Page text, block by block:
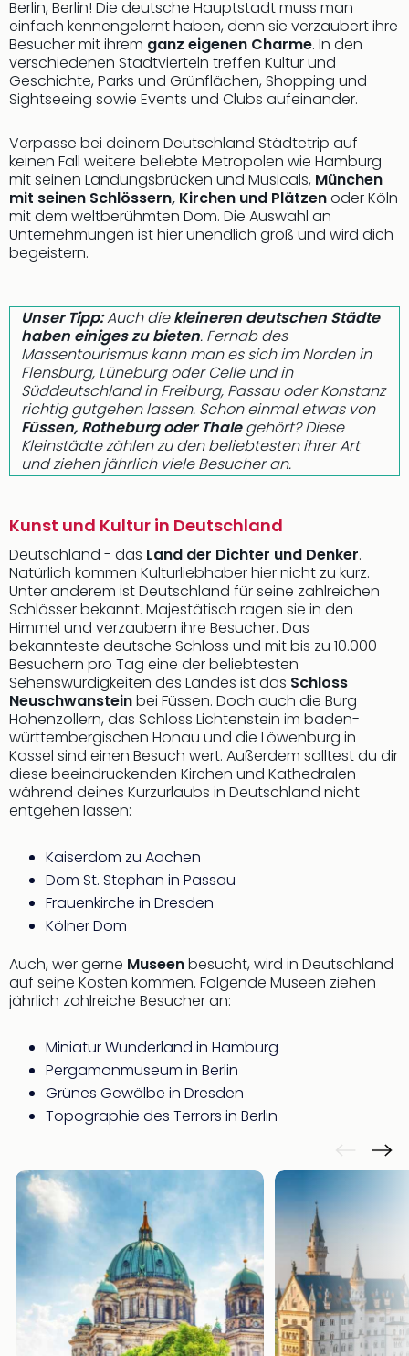
Berlin, Berlin! Die deutsche Hauptstadt muss man
einfach kennengelernt haben, denn sie verzaubert ihre
Besucher mit ihrem ganz eigenen Charme. In den
verschiedenen Stadtvierteln treffen Kultur und
Geschichte, Parks und Grünflächen, Shopping und
Sightseeing sowie Events und Clubs aufeinander.
Verpasse bei deinem Deutschland Städtetrip auf
keinen Fall weitere beliebte Metropolen wie Hamburg
mit seinen Landungsbrücken und Musicals, München
mit seinen Schlössern, Kirchen und Plätzenoder Köln
mit dem weltberühmten Dom. Die Auswahl an
Unternehmungen ist hier unendlich groß und wird dich
begeistern.
Unser Tipp:Auch diekleineren deutschen Städte
haben einiges zu bieten. Fernab des
Massentourismus kann man es sich im Norden in
Flensburg, Lüneburg oder Celle und in
Süddeutschland in Freiburg, Passau oder Konstanz
richtig gutgehen lassen. Schon einmal etwas von
Füssen, Rotheburg oder Thalegehört? Diese
Kleinstädte zählen zu den beliebtesten ihrer Art
und ziehen jährlich viele Besucher an.
Kunst und Kultur in Deutschland
Deutschland - das Land der Dichter und Denker.
Natürlich kommen Kulturliebhaber hier nicht zu kurz.
Unter anderem ist Deutschland für seine zahlreichen
Schlösser bekannt. Majestätisch ragen sie in den
Himmel und verzaubern ihre Besucher. Das
bekannteste deutsche Schloss und mit bis zu 10.000
Besuchern pro Tag eine der beliebtesten
Sehenswürdigkeiten des Landes ist das Schloss
Neuschwansteinbei Füssen. Doch auch die Burg
Hohenzollern, das Schloss Lichtenstein im baden-
württembergischen Honau und die Löwenburg in
Kassel sind einen Besuch wert. Außerdem solltest du dir
diese beeindruckenden Kirchen und Kathedralen
während deines Kurzurlaubs in Deutschland nicht
entgehen lassen:
Kaiserdom zu Aachen
Dom St. Stephan in Passau
Frauenkirche in Dresden
Kölner Dom
Auch, wer gerne Museenbesucht, wird in Deutschland
auf seine Kosten kommen. Folgende Museen ziehen
jährlich zahlreiche Besucher an:
Miniatur Wunderland in Hamburg
Pergamonmuseum in Berlin
Grünes Gewölbe in Dresden
Topographie des Terrors in Berlin